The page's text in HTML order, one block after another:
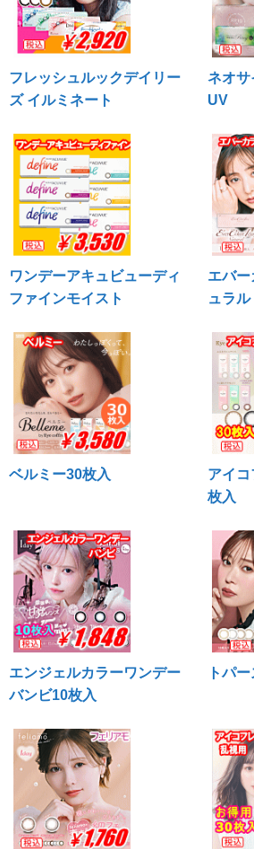
フレッシュルックデイリー
ズ イルミネート
ネオサ
UV
ワンデーアキュビューディ
ファインモイスト
エバ
ュラル
ベルミー30枚入
アイ
枚入
エンジェルカラーワンデー
バンビ10枚入
トパ